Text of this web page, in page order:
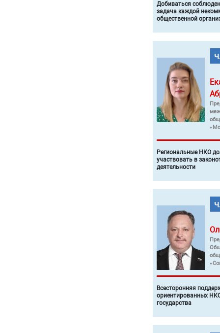
Добиваться
задача каждой
общественной
Региональные НКО
участвовать в
деятельности
Всесторонняя
ориентированных
государства